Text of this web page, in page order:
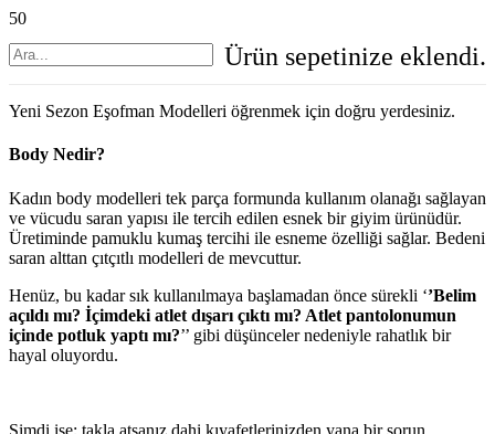
Ürün sepetinize eklendi.
Yeni Sezon Eşofman Modelleri öğrenmek için doğru yerdesiniz.
Body Nedir?
Kadın body modelleri tek parça formunda kullanım olanağı sağlayan
ve vücudu saran yapısı ile tercih edilen esnek bir giyim ürünüdür.
Üretiminde pamuklu kumaş tercihi ile esneme özelliği sağlar. Bedeni
saran alttan çıtçıtlı modelleri de mevcuttur.
Henüz, bu kadar sık kullanılmaya başlamadan önce sürekli ‘’Belim
açıldı mı? İçimdeki atlet dışarı çıktı mı? Atlet pantolonumun
içinde potluk yaptı mı?’’ gibi düşünceler nedeniyle rahatlık bir
hayal oluyordu.
Şimdi ise; takla atsanız dahi kıyafetlerinizden yana bir sorun